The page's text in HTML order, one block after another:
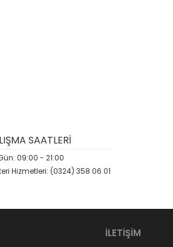
SAATLERİ
09:00 - 21:00
Hizmetleri: (0324) 358 06 01
İLETİŞİM